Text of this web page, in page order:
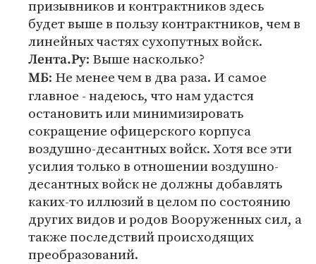
призывников и контрактников здесь
будет выше в пользу контрактников, чем в
линейных частях сухопутных войск.
Лента.Ру: Выше насколько?
МБ: Не менее чем в два раза. И самое
главное - надеюсь, что нам удастся
остановить или минимизировать
сокращение офицерского корпуса
воздушно-десантных войск. Хотя все эти
усилия только в отношении воздушно-
десантных войск не должны добавлять
каких-то иллюзий в целом по состоянию
других видов и родов Вооруженных сил, а
также последствий происходящих
преобразований.